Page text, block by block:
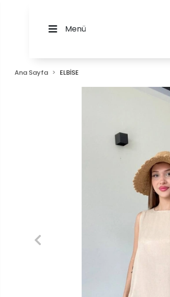
Menü
Ana Sayfa ELBİSE